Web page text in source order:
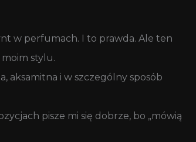
w perfumach. I to prawda. Ale ten
stylu.
aksamitna i w szczególny sposób
pisze mi się dobrze, bo „mówią